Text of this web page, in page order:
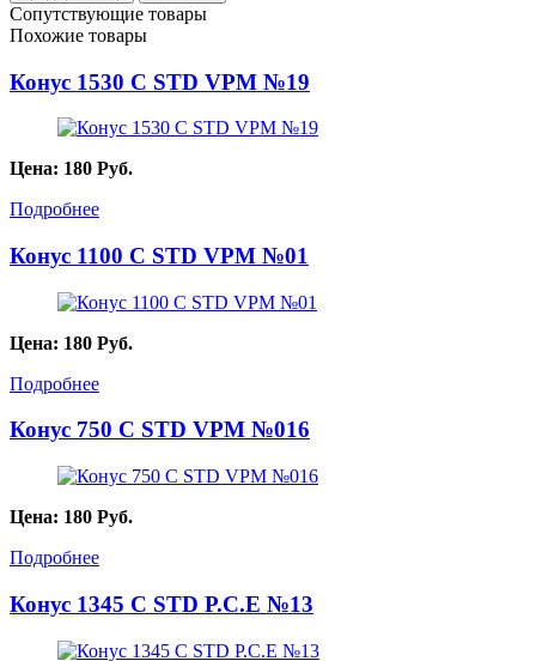
Сопутствующие товары
Похожие товары
Конус 1530 С STD VPM №19
Цена: 180 Руб.
Подробнее
Конус 1100 С STD VPM №01
Цена: 180 Руб.
Подробнее
Конус 750 С STD VPM №016
Цена: 180 Руб.
Подробнее
Конус 1345 С STD P.C.E №13